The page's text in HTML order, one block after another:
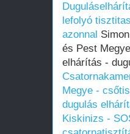
lefolyó
azonnal
és Pest
elhárítás -
Megye -
dugulás
Kiskinizs -